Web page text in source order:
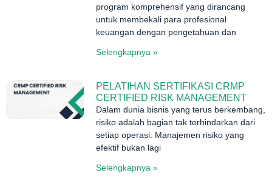
program komprehensif yang dirancang
untuk membekali para profesional
keuangan dengan pengetahuan dan
Selengkapnya »
PELATIHAN SERTIFIKASI CRMP
CERTIFIED RISK MANAGEMENT
Dalam dunia bisnis yang terus berkembang,
risiko adalah bagian tak terhindarkan dari
setiap operasi. Manajemen risiko yang
efektif bukan lagi
Selengkapnya »